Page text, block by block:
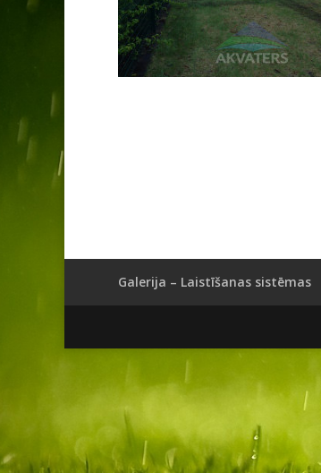
Galerija – Laistīšanas sistēmas